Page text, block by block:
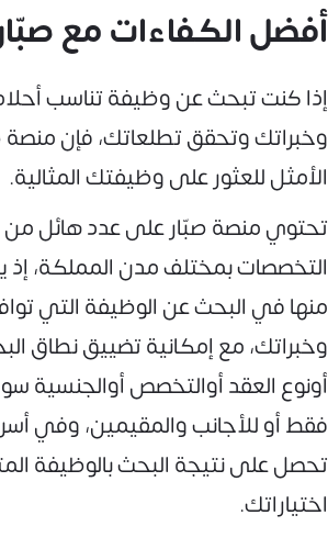
أفضل الكفاءات مع
إذا كنت تبحث عن وظيفة تناسب
وخبراتك وتحقق تطلعاتك، فإن
الأمثل للعثور على وظيفتك المثالية.
تحتوي منصة صبّار على عدد هائل
التخصصات بمختلف مدن المملكة، إذ
منها في البحث عن الوظيفة التي
وخبراتك، مع إمكانية تضييق نطاق
أونوع العقد أوالتخصص أوالجنسية
فقط أو للأجانب والمقيمين، وفي
تحصل على نتيجة البحث بالوظيفة
اختياراتك.